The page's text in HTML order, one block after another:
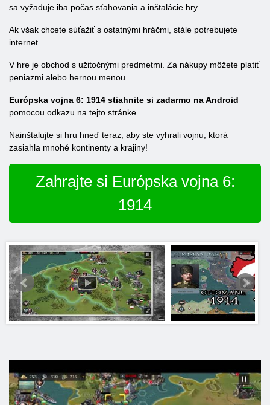
sa vyžaduje iba počas sťahovania a inštalácie hry.
Ak však chcete súťažiť s ostatnými hráčmi, stále potrebujete
internet.
V hre je obchod s užitočnými predmetmi. Za nákupy môžete platiť
peniazmi alebo hernou menou.
Európska vojna 6: 1914 stiahnite si zadarmo na Android
pomocou odkazu na tejto stránke.
Nainštalujte si hru hneď teraz, aby ste vyhrali vojnu, ktorá
zasiahla mnohé kontinenty a krajiny!
Zahrajte si Európska vojna 6:
1914